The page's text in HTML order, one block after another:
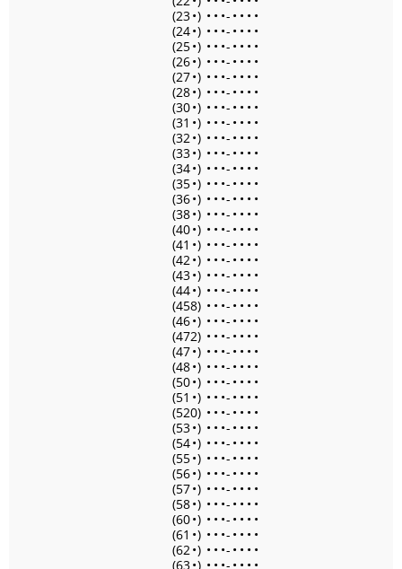
(23•) • • •- • • • •
(24•) • • •- • • • •
(25•) • • •- • • • •
(26•) • • •- • • • •
(27•) • • •- • • • •
(28•) • • •- • • • •
(30•) • • •- • • • •
(31 •) • • •- • • • •
(32•) • • •- • • • •
(33•) • • •- • • • •
(34•) • • •- • • • •
(35•) • • •- • • • •
(36•) • • •- • • • •
(38•) • • •- • • • •
(40•) • • •- • • • •
(41 •) • • •- • • • •
(42•) • • •- • • • •
(43•) • • •- • • • •
(44•) • • •- • • • •
(458) • • •- • • • •
(46•) • • •- • • • •
(472) • • •- • • • •
(47•) • • •- • • • •
(48•) • • •- • • • •
(50•) • • •- • • • •
(51 •) • • •- • • • •
(520) • • •- • • • •
(53•) • • •- • • • •
(54•) • • •- • • • •
(55•) • • •- • • • •
(56•) • • •- • • • •
(57•) • • •- • • • •
(58•) • • •- • • • •
(60•) • • •- • • • •
(61 •) • • •- • • • •
(62•) • • •- • • • •
(63•) • • •- • • • •